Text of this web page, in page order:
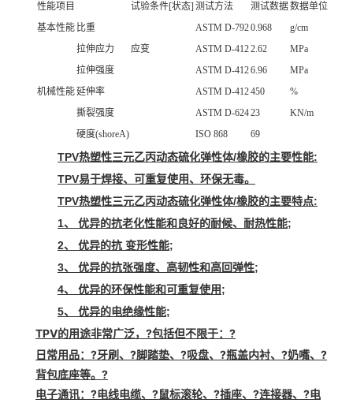
性能项目
试验条件[状态] 测试方法 测试数据数据单位
基本性能 比重 ASTM D-7920.968 g/cm
机械性能
拉伸应力 应变 ASTM D-4122.62
MPa
拉伸强度
ASTM D-4126.96
MPa
延伸率
ASTM D-412450
%
撕裂强度
ASTM D-62423
KN/m
硬度(shoreA)
ISO 868 69
TPV热塑性三元乙丙动态硫化弹性体/橡胶的主要性能:
TPV易于焊接、可重复使用、环保无毒。
TPV热塑性三元乙丙动态硫化弹性体/橡胶的主要特点:
1、 优异的抗老化性能和良好的耐候、耐热性能;
2、 优异的抗 变形性能;
3、 优异的抗张强度、高韧性和高回弹性;
4、 优异的环保性能和可重复使用;
5、 优异的电绝缘性能;
TPV的用途非常广泛，?包括但不限于：?
日常用品：?牙刷、?脚踏垫、?吸盘、?瓶盖内衬、?奶嘴、?
背包底座等。?
电子通讯：?电线电缆、?鼠标滚轮、?插座、?连接器、?电